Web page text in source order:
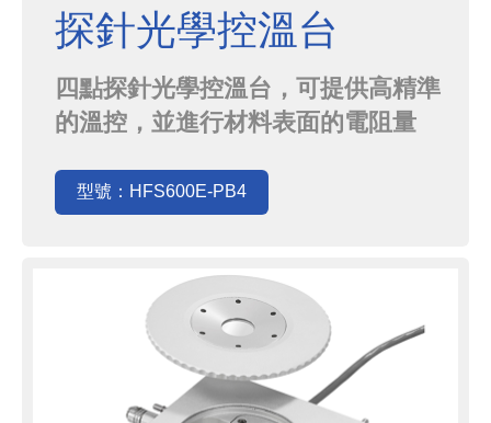
探針光學控溫台
四點探針光學控溫台，可提供高精準
的溫控，並進行材料表面的電阻量
針位置進行量測。可控制腔體內環
境，並提供可抽真空的型號供選擇。
型號：HFS600E-PB4